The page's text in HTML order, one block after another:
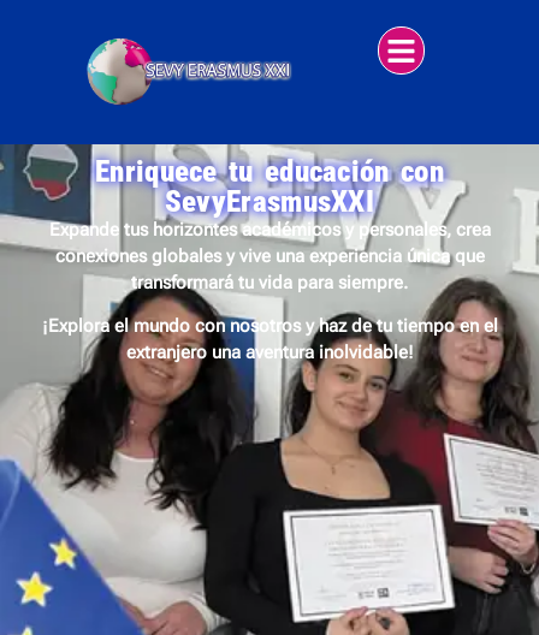
Enriquece tu educación con
SevyErasmusXXI
Expande tus horizontes académicos y personales, crea
conexiones globales y vive una experiencia única que
transformará tu vida para siempre.
¡Explora el mundo con nosotros y haz de tu tiempo en el
extranjero una aventura inolvidable!